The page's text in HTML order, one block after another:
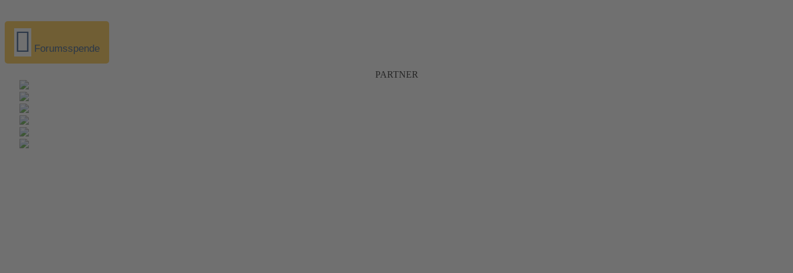
Forumsspende
PARTNER